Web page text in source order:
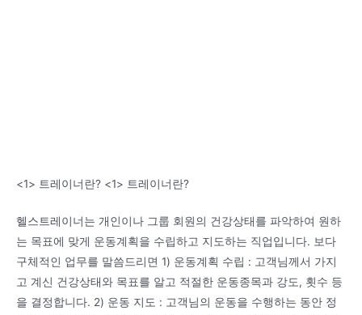
<1> 트레이너란? <1> 트레이너란?
헬스트레이너는 개인이나 그룹 회원의 건강상태를 파악하여 원하
는 목표에 맞게 운동계획을 수립하고 지도하는 직업입니다. 보다
구체적인 업무를 말씀드리면 1) 운동계획 수립 : 고객님께서 가지
고 계신 건강상태와 목표를 알고 적절한 운동종목과 강도, 횟수 등
을 결정합니다. 2) 운동 지도 : 고객님의 운동을 수행하는 동안 정